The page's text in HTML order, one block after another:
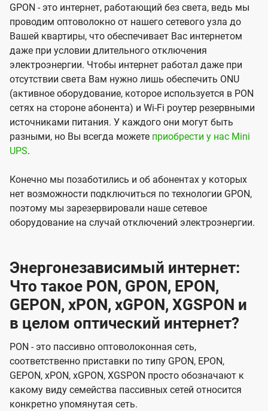
GPON - это интернет, работающий без света, ведь мы
проводим оптоволокно от нашего сетевого узла до
Вашей квартиры, что обеспечивает Вас интернетом
даже при условии длительного отключения
электроэнергии. Чтобы интернет работал даже при
отсутствии света Вам нужно лишь обеспечить ONU
(активное оборудование, которое используется в PON
сетях на стороне абонента) и Wi-Fi роутер резервными
источниками питания. У каждого они могут быть
разными, но Вы всегда можете приобрести у нас Mini
UPS.
Конечно мы позаботились и об абонентах у которых
нет возможности подключиться по технологии GPON,
поэтому мы зарезервировали наше сетевое
оборудование на случай отключений электроэнергии.
Энергонезависимый интернет:
Что такое PON, GPON, EPON,
GEPON, xPON, xGPON, XGSPON и
в целом оптический интернет?
PON - это пассивно оптоволоконная сеть,
соответственно приставки по типу GPON, EPON,
GEPON, xPON, xGPON, XGSPON просто обозначают к
какому виду семейства пассивных сетей относится
конкретно упомянутая сеть.